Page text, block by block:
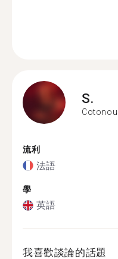
S.
Cotonou
流利
法語
學
英語
我喜歡談論的話題